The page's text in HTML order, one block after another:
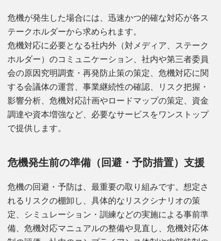
危機が発生した場合には、迅速かつ的確な対応が各ス
テークホルダーから求められます。
危機対応に必要となる社内外（対メディア、ステーク
ホルダー）のコミュニケーション、社内や第三者委員
会の原因究明調査・再発防止策の策定、危機対応に関
する会議体の運営、事業継続性の確認、リスク把握・
影響分析、危機対応計画やロードマップの策定、資金
調達や資本増強など、必要なサービスをワンストップ
で提供します。
危機発生前の準備（回避・予防措置）支援
危機の回避・予防は、最重要の取り組みです。想定さ
れるリスクの棚卸し、具体的なリスクシナリオの策
定、シミュレーション・訓練などの実施による事前準
備、危機対応マニュアルの整備や見直し、危機対応体